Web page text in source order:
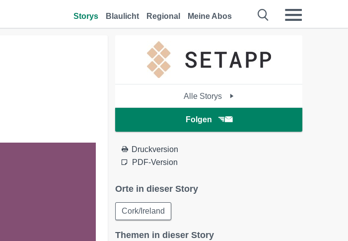
Storys Blaulicht Regional Meine Abos
Alle Storys
Folgen
Druckversion
PDF-Version
Orte in dieser Story
Cork/Ireland
Themen in dieser Story